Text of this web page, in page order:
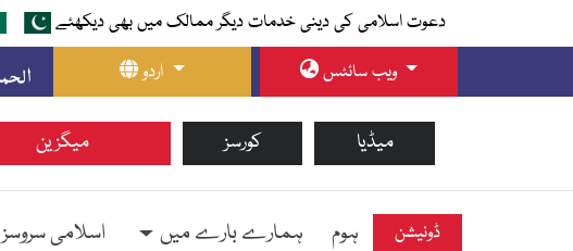
دعوت اسلامی کی دینی خدمات دیگر ممالک میں بھی دیکھئے
اردو
ویب سائٹس
میگزین کورسز میڈیا
ہوم ہمارے بارے میں اسلامی سروسز ڈونیشن